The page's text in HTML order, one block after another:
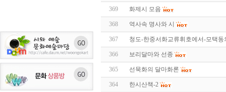
369 화제시 모음
368 역사속 명사와 시
367 청도-한중서화교류휘호에서-모택동
366 보리달마와 선종
365 선묵화의 달마화론
364 한시산책-2